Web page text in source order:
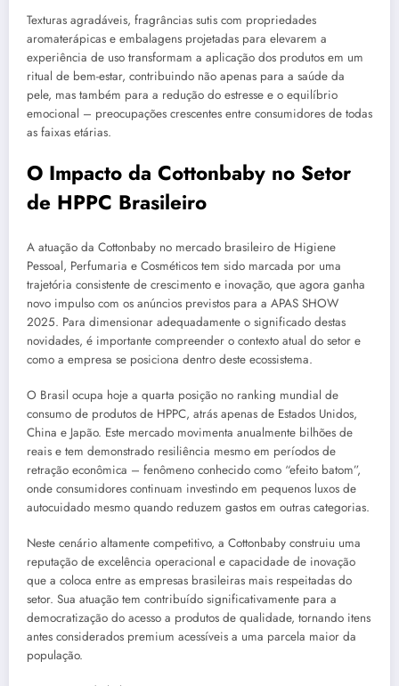
Texturas agradáveis, fragrâncias sutis com propriedades
aromaterápicas e embalagens projetadas para elevarem a
experiência de uso transformam a aplicação dos produtos em um
ritual de bem-estar, contribuindo não apenas para a saúde da
pele, mas também para a redução do estresse e o equilíbrio
emocional – preocupações crescentes entre consumidores de todas
as faixas etárias.
O Impacto da Cottonbaby no Setor
de HPPC Brasileiro
A atuação da Cottonbaby no mercado brasileiro de Higiene
Pessoal, Perfumaria e Cosméticos tem sido marcada por uma
trajetória consistente de crescimento e inovação, que agora ganha
novo impulso com os anúncios previstos para a APAS SHOW
2025. Para dimensionar adequadamente o significado destas
novidades, é importante compreender o contexto atual do setor e
como a empresa se posiciona dentro deste ecossistema.
O Brasil ocupa hoje a quarta posição no ranking mundial de
consumo de produtos de HPPC, atrás apenas de Estados Unidos,
China e Japão. Este mercado movimenta anualmente bilhões de
reais e tem demonstrado resiliência mesmo em períodos de
retração econômica – fenômeno conhecido como “efeito batom”,
onde consumidores continuam investindo em pequenos luxos de
autocuidado mesmo quando reduzem gastos em outras categorias.
Neste cenário altamente competitivo, a Cottonbaby construiu uma
reputação de excelência operacional e capacidade de inovação
que a coloca entre as empresas brasileiras mais respeitadas do
setor. Sua atuação tem contribuído significativamente para a
democratização do acesso a produtos de qualidade, tornando itens
antes considerados premium acessíveis a uma parcela maior da
população.